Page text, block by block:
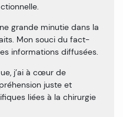
grande minutie dans la
Mon souci du fact-
informations diffusées.
j’ai à cœur de
juste et
liées à la chirurgie